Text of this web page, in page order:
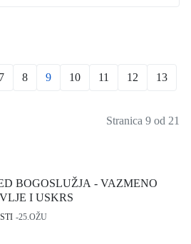
7 8 9 10 11 12 13
Stranica 9 od 21
BOGOSLUŽJA - VAZMENO
I USKRS
25.OŽU